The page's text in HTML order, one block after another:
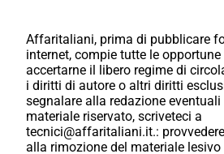
Affaritaliani, prima di pubblicare
internet, compie tutte le
accertarne il libero regime di
i diritti di autore o altri diritti
segnalare alla redazione eventuali
materiale riservato, scriveteci a
tecnici@affaritaliani.it.:
alla rimozione del materiale